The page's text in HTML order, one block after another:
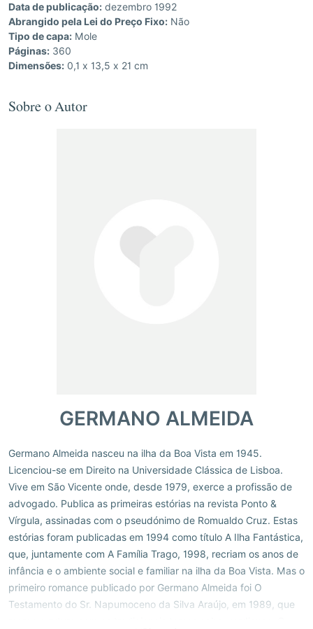
Data de publicação: dezembro 1992
Abrangido pela Lei do Preço Fixo: Não
Tipo de capa: Mole
Páginas: 360
Dimensões: 0,1 x 13,5 x 21 cm
Sobre o Autor
GERMANO ALMEIDA
Germano Almeida nasceu na ilha da Boa Vista em 1945.
Licenciou-se em Direito na Universidade Clássica de Lisboa.
Vive em São Vicente onde, desde 1979, exerce a profissão de
advogado. Publica as primeiras estórias na revista Ponto &
Vírgula, assinadas com o pseudónimo de Romualdo Cruz. Estas
estórias foram publicadas em 1994 como título A Ilha Fantástica,
que, juntamente com A Família Trago, 1998, recriam os anos de
infância e o ambiente social e familiar na ilha da Boa Vista. Mas o
primeiro romance publicado por Germano Almeida foi O
Testamento do Sr. Napumoceno da Silva Araújo, em 1989, que